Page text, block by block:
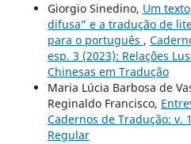
Giorgio Sinedino, Um
difusa” e a tradução de
para o português ,
esp. 3 (2023): Relações
Chinesas em Tradução
Maria Lúcia Barbosa de
Reginaldo Francisco,
Cadernos de Tradução: v.
Regular